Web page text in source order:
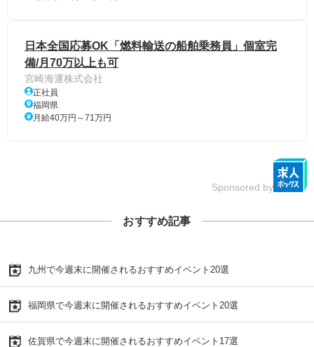
日本全国応募OK「燃料輸送の船舶乗務員」個室完
備/月70万以上も可
宮崎海運株式会社
正社員
福岡県
月給40万円～71万円
Sponsored by
おすすめ記事
九州で今週末に開催されるおすすめイベント20選
福岡県で今週末に開催されるおすすめイベント20選
佐賀県で今週末に開催されるおすすめイベント17選